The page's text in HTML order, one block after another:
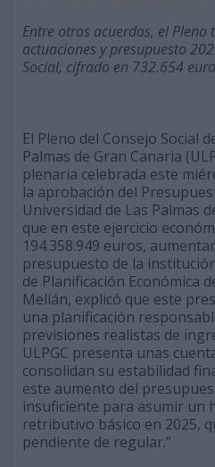
Entre otros acuerdos, el
actuaciones y presupuesto
Social, cifrado en 732.654
El Pleno del Consejo Social
Palmas de Gran Canaria
plenaria celebrada este
la aprobación del
Universidad de Las Palmas
que en este ejercicio
194.358.949 euros,
presupuesto de la
de Planificación Económica
Melián, explicó que este
una planificación
previsiones realistas de
ULPGC presenta unas
consolidan su estabilidad
este aumento del
insuficiente para asumir un
retributivo básico en 2025,
pendiente de regular.”